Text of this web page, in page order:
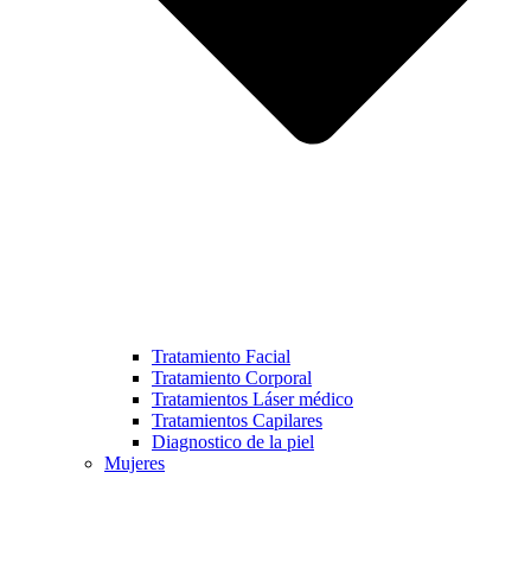
Tratamiento Facial
Tratamiento Corporal
Tratamientos Láser médico
Tratamientos Capilares
Diagnostico de la piel
Mujeres